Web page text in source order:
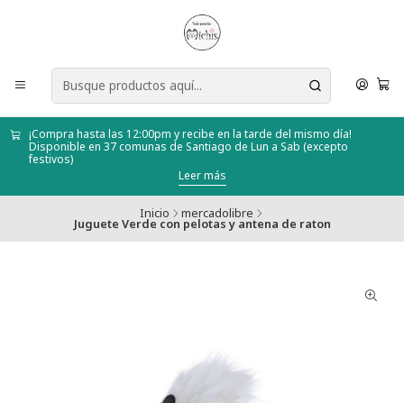
¡Compra hasta las 12:00pm y recibe en la tarde del mismo día!
Disponible en 37 comunas de Santiago de Lun a Sab (excepto
festivos)
Leer más
Inicio mercadolibre
Juguete Verde con pelotas y antena de raton